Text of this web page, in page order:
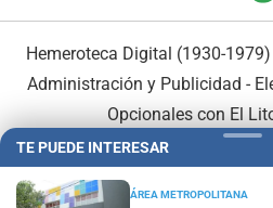
Hemeroteca Digital (1930-1979)
Administración y Publicidad -
Opcionales con El
TE PUEDE INTERESAR
ÁREA METROPOLITANA